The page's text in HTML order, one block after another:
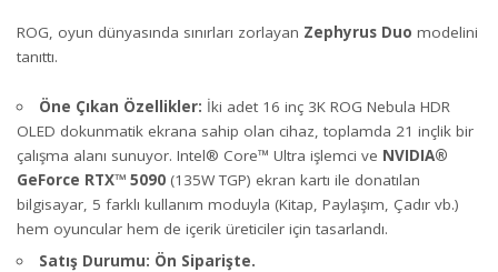
ROG, oyun dünyasında sınırları zorlayan Zephyrus Duo modelini
tanıttı.
Öne Çıkan Özellikler: İki adet 16 inç 3K ROG Nebula HDR
OLED dokunmatik ekrana sahip olan cihaz, toplamda 21 inçlik bir
çalışma alanı sunuyor. Intel® Core™ Ultra işlemci ve NVIDIA®
GeForce RTX™ 5090 (135W TGP) ekran kartı ile donatılan
bilgisayar, 5 farklı kullanım moduyla (Kitap, Paylaşım, Çadır vb.)
hem oyuncular hem de içerik üreticiler için tasarlandı.
Satış Durumu: Ön Siparişte.